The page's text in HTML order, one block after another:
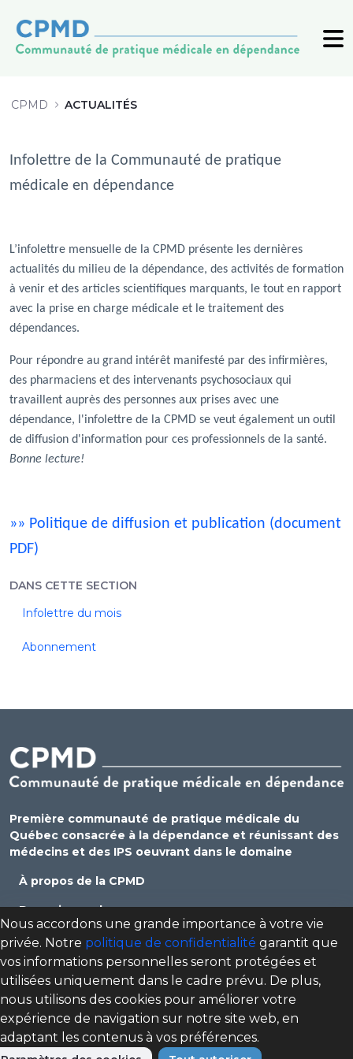
CPMD ACTUALITÉS
Infolettre de la Communauté de pratique
médicale en dépendance
L’infolettre mensuelle de la CPMD présente les dernières
actualités du milieu de la dépendance, des activités de formation
à venir et des articles scientifiques marquants, le tout en rapport
avec la prise en charge médicale et le traitement des
dépendances.
Pour répondre au grand intérêt manifesté par des infirmières,
des pharmaciens et des intervenants psychosociaux qui
travaillent auprès des personnes aux prises avec une
dépendance, l'infolettre de la CPMD se veut également un outil
de diffusion d'information pour ces professionnels de la santé.
Bonne lecture!
»» Politique de diffusion et publication (document
PDF)
DANS CETTE SECTION
Infolettre du mois
Abonnement
Première communauté de pratique médicale du
Québec consacrée à la dépendance et réunissant des
médecins et des IPS oeuvrant dans le domaine
À propos de la CPMD
Devenir membre
Se connecter
Nous joindre
Politique de confidentialité
Direction des programmes santé mentale, dépendance
et itinérance (DPSMDI) de Santé Québec Centre-Sud-de-
Nous accordons une grande importance à votre vie
privée. Notre politique de confidentialité garantit que
vos informations personnelles seront protégées et
utilisées uniquement dans le cadre prévu. De plus,
nous utilisons des cookies pour améliorer votre
expérience de navigation sur notre site web, en
adaptant les contenus à vos préférences.